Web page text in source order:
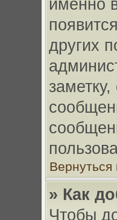
именно
других
Вернуться
» Как
Чтобы